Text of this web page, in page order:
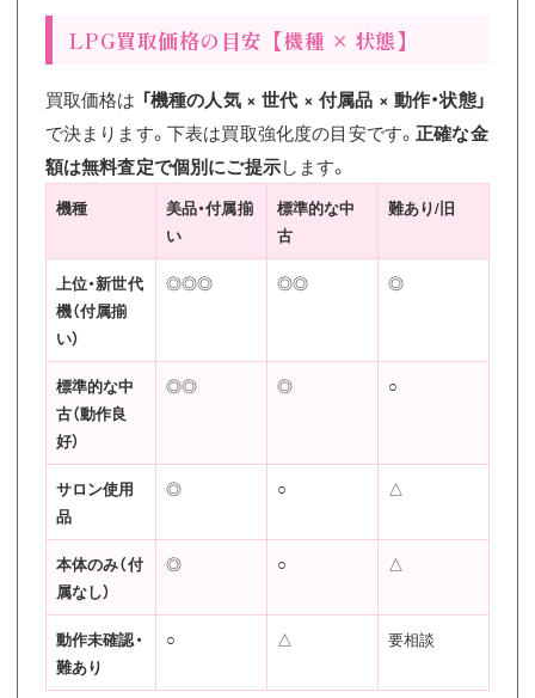
LPG買取価格の目安【機種 × 状態】
買取価格は 「機種の人気 × 世代 × 付属品 × 動作・状態」
で決まります。下表は買取強化度の目安です。正確な金
額は無料査定で個別にご提示します。
機種
美品・付属揃
い
標準的な中
古
難あり/旧
上位・新世代
機（付属揃
い）
◎◎◎ ◎◎ ◎
標準的な中
古（動作良
好）
◎◎ ◎ ○
サロン使用
品
◎ ○ △
本体のみ（付
属なし）
◎ ○ △
動作未確認・
難あり
○ △ 要相談